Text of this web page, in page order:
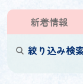
新着情報
絞り込み検